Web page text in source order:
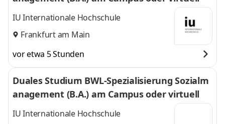
IU Internationale Hochschule
Frankfurt am Main
vor etwa 5 Stunden
Duales Studium BWL-Spezialisierung Sozialm
anagement (B.A.) am Campus oder virtuell
IU Internationale Hochschule